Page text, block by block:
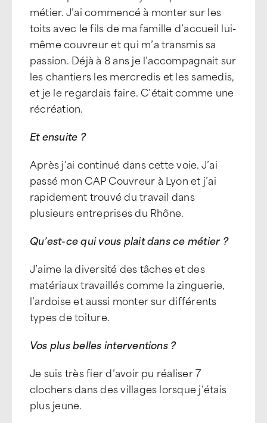
métier. J’ai commencé à monter sur les
toits avec le fils de ma famille d’accueil lui-
même couvreur et qui m’a transmis sa
passion. Déjà à 8 ans je l’accompagnait sur
les chantiers les mercredis et les samedis,
et je le regardais faire. C’était comme une
récréation.
Et ensuite ?
Après j’ai continué dans cette voie. J’ai
passé mon CAP Couvreur à Lyon et j’ai
rapidement trouvé du travail dans
plusieurs entreprises du Rhône.
Qu’est-ce qui vous plait dans ce métier ?
J’aime la diversité des tâches et des
matériaux travaillés comme la zinguerie,
l’ardoise et aussi monter sur différents
types de toiture.
Vos plus belles interventions ?
Je suis très fier d’avoir pu réaliser 7
clochers dans des villages lorsque j’étais
plus jeune.